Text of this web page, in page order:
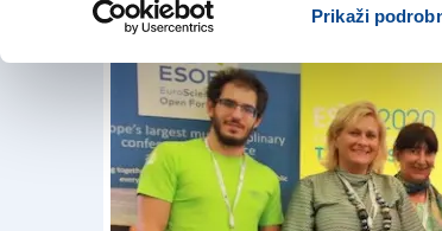
Prikaži
14. jul. 2018 | 19:31